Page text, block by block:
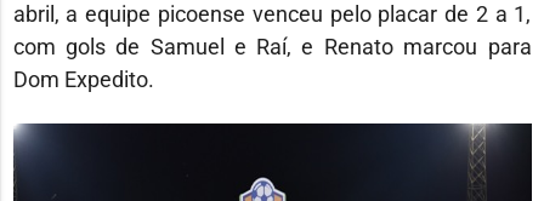
abril, a equipe picoense venceu pelo placar de 2 a 1,
com gols de Samuel e Raí, e Renato marcou para
Dom Expedito.